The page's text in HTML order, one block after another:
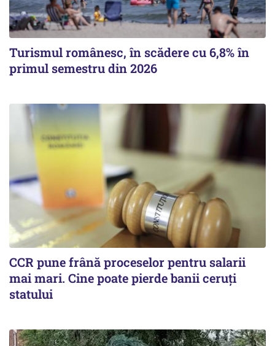
Turismul românesc, în scădere cu 6,8% în
primul semestru din 2026
CCR pune frână proceselor pentru salarii
mai mari. Cine poate pierde banii ceruți
statului